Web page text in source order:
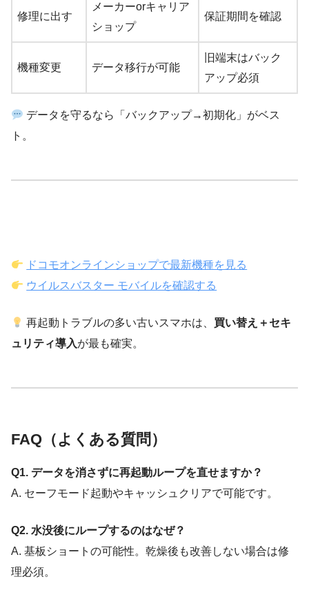
修理に出す
メーカーorキャリア
ショップ
保証期間を確認
機種変更 データ移行が可能
旧端末はバック
アップ必須
データを守るなら「バックアップ→初期化」がベス
ト。
ドコモオンラインショップで最新機種を見る
ウイルスバスター モバイルを確認する
再起動トラブルの多い古いスマホは、 買い替え＋セキ
ュリティ導入が最も確実。
FAQ（よくある質問）
Q1. データを消さずに再起動ループを直せますか？
A. セーフモード起動やキャッシュクリアで可能です。
Q2. 水没後にループするのはなぜ？
A. 基板ショートの可能性。乾燥後も改善しない場合は修
理必須。